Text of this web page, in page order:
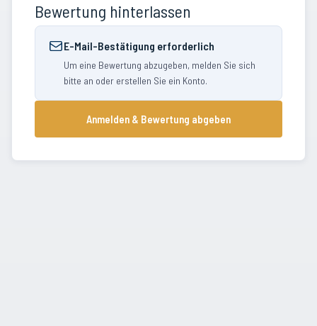
Bewertung hinterlassen
E-Mail-Bestätigung erforderlich
Um eine Bewertung abzugeben, melden Sie sich
bitte an oder erstellen Sie ein Konto.
Anmelden & Bewertung abgeben